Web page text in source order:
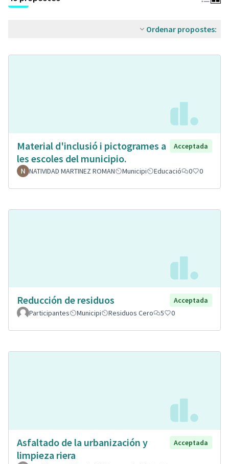
Ordenar propostes:
Material d'inclusió i pictogrames a
les escoles del municipio.
Acceptada
NATIVIDAD MARTINEZ ROMAN Municipi Educació 0 0
Reducción de residuos
Acceptada
Participantes
Municipi Residuos Cero 5 0
Asfaltado de la urbanización y
limpieza riera
Acceptada